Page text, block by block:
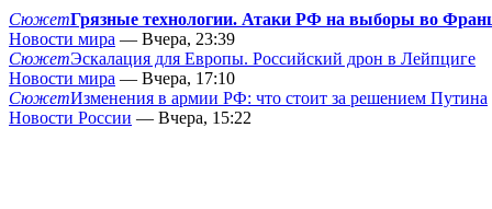
СюжетГрязные технологии. Атаки РФ на выборы во
Новости мира — Вчера, 23:39
СюжетЭскалация для Европы. Российский дрон в Лейпциге
Новости мира — Вчера, 17:10
СюжетИзменения в армии РФ: что стоит за решением Путина
Новости России — Вчера, 15:22